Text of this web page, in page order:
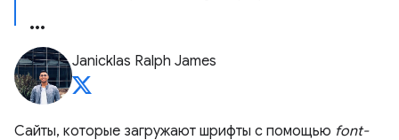
Janicklas Ralph James
Сайты, которые загружают шрифты с помощью font-